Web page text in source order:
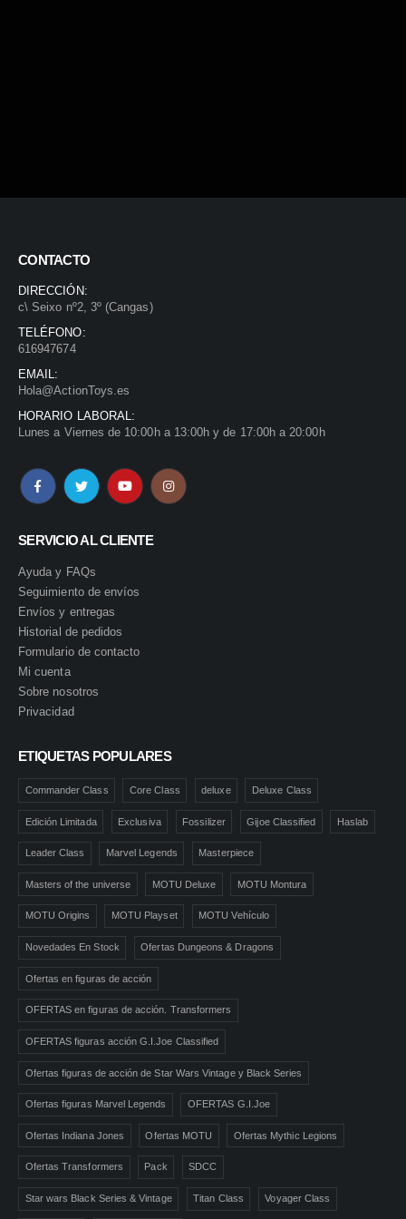
CONTACTO
DIRECCIÓN:
c\ Seixo nº2, 3º (Cangas)
TELÉFONO:
616947674
EMAIL:
Hola@ActionToys.es
HORARIO LABORAL:
Lunes a Viernes de 10:00h a 13:00h y de 17:00h a 20:00h
SERVICIO AL CLIENTE
Ayuda y FAQs
Seguimiento de envíos
Envíos y entregas
Historial de pedidos
Formulario de contacto
Mi cuenta
Sobre nosotros
Privacidad
ETIQUETAS POPULARES
Commander Class Core Class deluxe Deluxe Class
Edición Limitada Exclusiva Fossilizer Gijoe Classified Haslab
Leader Class Marvel Legends Masterpiece
Masters of the universe MOTU Deluxe MOTU Montura
MOTU Origins MOTU Playset MOTU Vehículo
Novedades En Stock Ofertas Dungeons & Dragons
Ofertas en figuras de acción
OFERTAS en figuras de acción. Transformers
OFERTAS figuras acción G.I.Joe Classified
Ofertas figuras de acción de Star Wars Vintage y Black Series
Ofertas figuras Marvel Legends OFERTAS G.I.Joe
Ofertas Indiana Jones Ofertas MOTU Ofertas Mythic Legions
Ofertas Transformers Pack SDCC
Star wars Black Series & Vintage Titan Class Voyager Class